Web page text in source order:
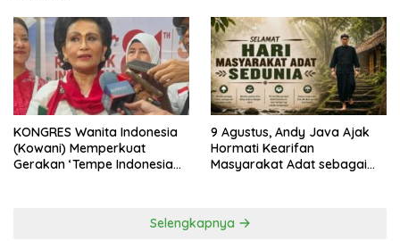
KONGRES Wanita Indonesia
(Kowani) Memperkuat
Gerakan ‘Tempe Indonesia
9 Agustus, Andy Java Ajak
Hormati Kearifan
Masyarakat Adat sebagai
Selengkapnya